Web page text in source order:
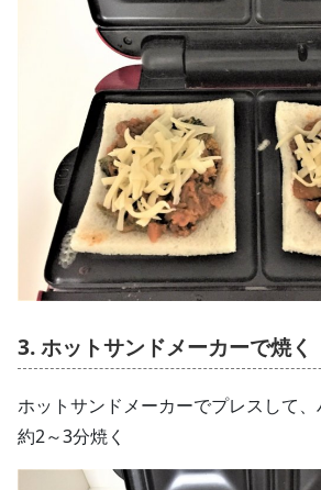
3. ホットサンドメーカーで焼く
ホットサンドメーカーでプレスして
約2～3分焼く